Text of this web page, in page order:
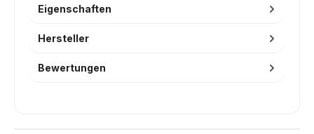
Eigenschaften
Hersteller
Bewertungen